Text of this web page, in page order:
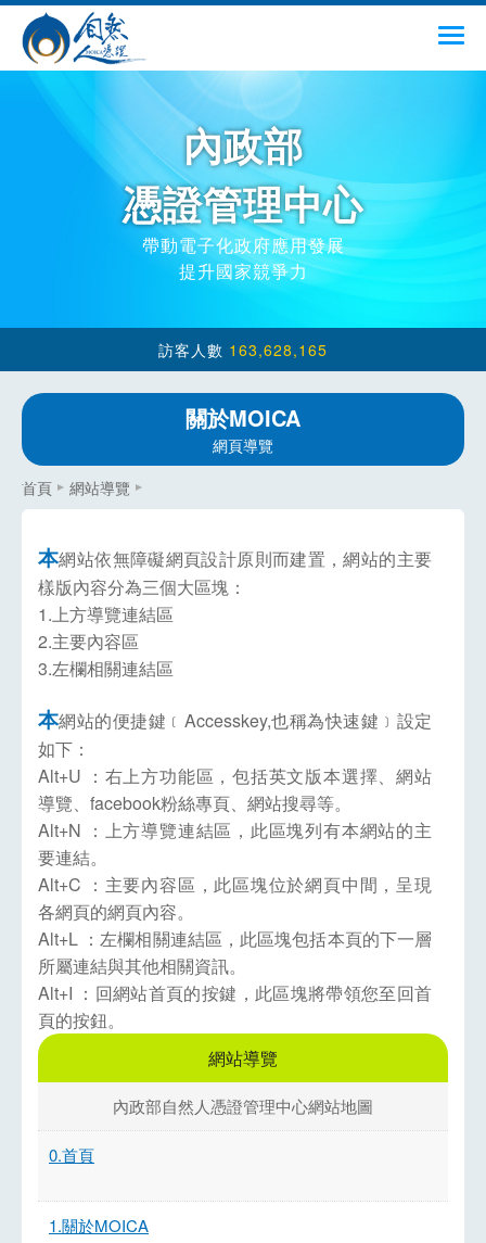
跳到主要內容
menu
163,628,165
內政部
憑證管理中心
帶動電子化政府應用發展
提升國家競爭力
關於MOICA
網頁導覽
:::
首頁 網站導覽
本網站依無障礙網頁設計原則而建置，網站的主要
樣版內容分為三個大區塊：
1.上方導覽連結區
2.主要內容區
3.左欄相關連結區
本網站的便捷鍵﹝Accesskey,也稱為快速鍵﹞設定
如下：
Alt+U ：右上方功能區，包括英文版本選擇、網站
導覽、facebook粉絲專頁、網站搜尋等。
Alt+N ：上方導覽連結區，此區塊列有本網站的主
要連結。
Alt+C ：主要內容區，此區塊位於網頁中間，呈現
各網頁的網頁內容。
Alt+L ：左欄相關連結區，此區塊包括本頁的下一層
所屬連結與其他相關資訊。
Alt+I ：回網站首頁的按鍵，此區塊將帶領您至回首
頁的按鈕。
網站導覽
內政部自然人憑證管理中心網站地圖
0.首頁
1.關於MOICA